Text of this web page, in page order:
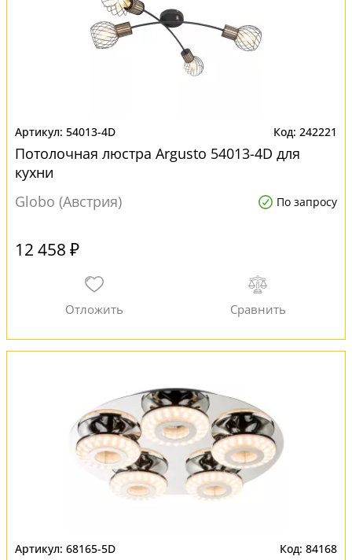
54013-4D 242221
Потолочная люстра Argusto 54013-4D для
кухни
Globo (Австрия)
По запросу
12 458 ₽
68165-5D 84168